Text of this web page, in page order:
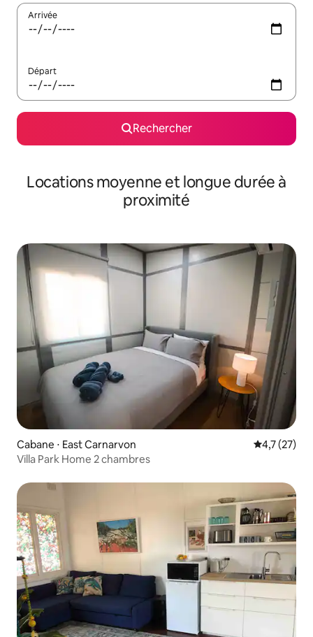
Arrivée
Départ
Rechercher
Locations moyenne et longue durée à
proximité
Cabane ⋅ East Carnarvon Évaluation
4,7 (27)
Villa Park Home 2 chambres